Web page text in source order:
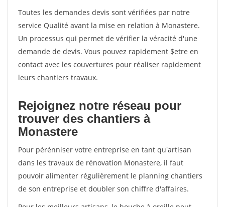
Toutes les demandes devis sont vérifiées par notre
service Qualité avant la mise en relation à Monastere.
Un processus qui permet de vérifier la véracité d'une
demande de devis. Vous pouvez rapidement $etre en
contact avec les couvertures pour réaliser rapidement
leurs chantiers travaux.
Rejoignez notre réseau pour
trouver des chantiers à
Monastere
Pour pérénniser votre entreprise en tant qu'artisan
dans les travaux de rénovation Monastere, il faut
pouvoir alimenter régulièrement le planning chantiers
de son entreprise et doubler son chiffre d'affaires.